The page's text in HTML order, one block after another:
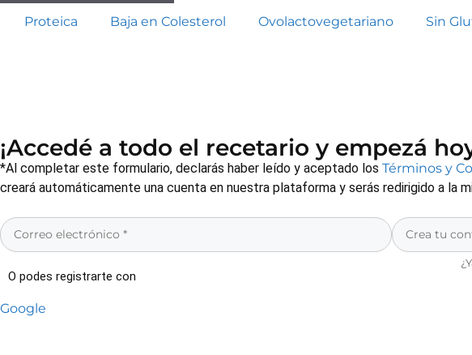
Proteica Baja en Colesterol Ovolactovegetariano Sin
¡Accedé a todo el recetario y empezá
*Al completar este formulario, declarás haber leído y aceptado los Términos y
creará automáticamente una cuenta en nuestra plataforma y serás redirigido a la
O podes registrarte con
Google